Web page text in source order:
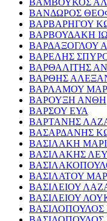
ΒΑΜΒΟΥΚΟΣ
ΒΑΝΔΩΡΟΣ
ΒΑΡΒΑΡΗΓΟΥ
ΒΑΡΒΟΥΔΑΚΗ
ΒΑΡΔΑΞΟΓΛΟΥ
ΒΑΡΕΛΗΣ
ΒΑΡΘΑΛΙΤΗΣ
ΒΑΡΘΗΣ
ΒΑΡΛΑΜΟΥ
ΒΑΡΟΥΞΗ ΑΝΘΗ
ΒΑΡΣΟΥ ΕΥΑ
ΒΑΡΤΑΝΗΣ
ΒΑΣΑΡΔΑΝΗΣ
ΒΑΣΙΛΑΚΗ
ΒΑΣΙΛΑΚΗΣ
ΒΑΣΙΛΑΤΟΥ
ΒΑΣΙΛΕΙΟΥ
ΒΑΣΙΛΕΙΟΥ
ΒΑΣΙΛΟΠΟΥΛΟΣ